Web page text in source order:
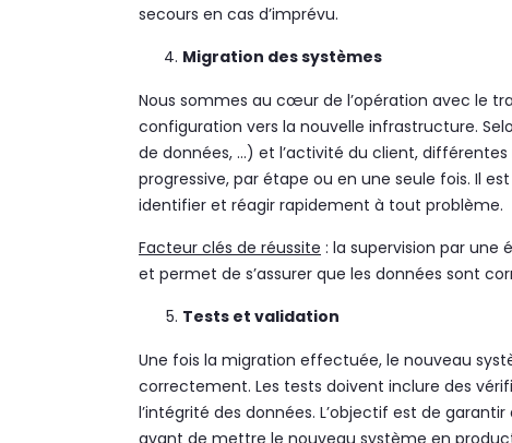
secours en cas d’imprévu.
Migration des systèmes
Nous sommes au cœur de l’opération avec le
configuration vers la nouvelle infrastructure.
de données, …) et l’activité du client,
progressive, par étape ou en une seule fois. Il
identifier et réagir rapidement à tout problème.
Facteur clés de réussite : la supervision par une
et permet de s’assurer que les données sont
Tests et validation
Une fois la migration effectuée, le nouveau
correctement. Les tests doivent inclure des
l’intégrité des données. L’objectif est de
avant de mettre le nouveau système en